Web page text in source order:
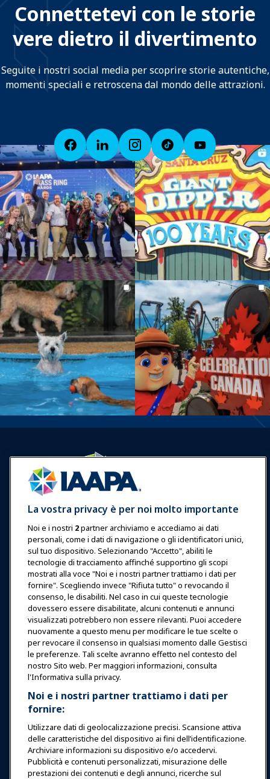
Connettetevi con le storie
vere dietro il divertimento
Seguite i nostri social media per scoprire storie autentiche,
momenti speciali e retroscena dal mondo delle attrazioni.
Unisciti ora
Premi Carriere
Contatto
Esposizioni & Eventi
Notizie & Funworld
Educazione
Sicurezza & Protezione
Difesa
Ricerca e Rapporti
Informazioni su IAAPA
La vostra privacy è per noi molto importante
Noi e i nostri 2partner archiviamo e accediamo ai dati
personali, come i dati di navigazione o gli identificatori unici,
sul tuo dispositivo. Selezionando "Accetto", abiliti le
tecnologie di tracciamento affinché supportino gli scopi
mostrati alla voce "Noi e i nostri partner trattiamo i dati per
fornire". Scegliendo invece "Rifiuta tutto" o revocando il
consenso, le disabiliti. Nel caso in cui queste tecnologie
dovessero essere disabilitate, alcuni contenuti e annunci
visualizzati potrebbero non essere rilevanti. Puoi accedere
nuovamente a questo menu per modificare le tue scelte o
per revocare il consenso in qualsiasi momento dalle Gestisci
le preferenze. Tali scelte avranno effetto nel contesto del
nostro Sito web. Per maggiori informazioni, consulta
l'Informativa sulla privacy.
Noi e i nostri partner trattiamo i dati per
fornire:
Utilizzare dati di geolocalizzazione precisi. Scansione attiva
delle caratteristiche del dispositivo ai fini dell’identificazione.
Archiviare informazioni su dispositivo e/o accedervi.
Pubblicità e contenuti personalizzati, misurazione delle
prestazioni dei contenuti e degli annunci, ricerche sul